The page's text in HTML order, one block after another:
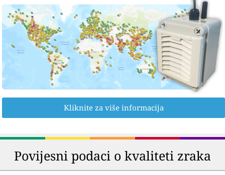
Kliknite za više informacija
Povijesni podaci o kvaliteti zraka